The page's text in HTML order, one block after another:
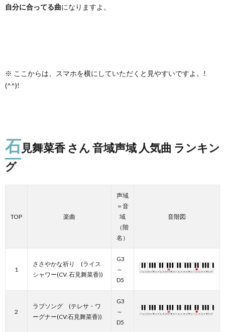
自分に合ってる曲になりますよ。
※ ここからは、スマホを横にしていただくと見やすいですよ。!
(^^)!
石見舞菜香 さん 音域声域 人気曲 ランキン
グ
TOP 楽曲
声域
＝音
域
（階
名）
音階図
1
ささやかな祈り (ライス
シャワー(CV. 石見舞菜香))
G3
～
D5
2
ラブソング (テレサ・ワ
ーグナー(CV:石見舞菜香))
G3
～
D5